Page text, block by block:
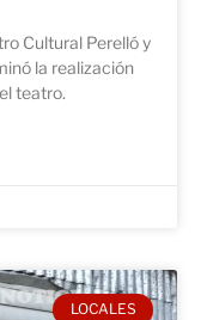
Cultural Perelló y
la realización
teatro.
LOCALES